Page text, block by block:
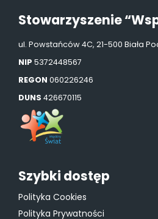
Stowarzyszenie
ul. Powstańców 4C, 21-500 Biała
NIP 5372448567
REGON 060226246
DUNS 426670115
Szybki dostęp
Polityka Cookies
Polityka Prywatności